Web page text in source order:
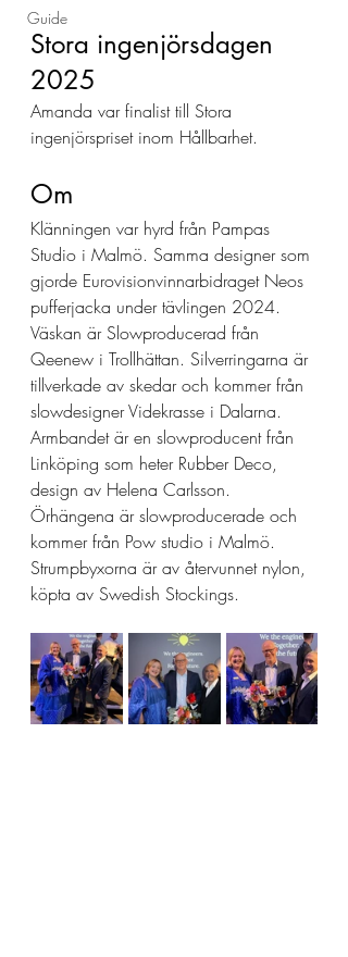
Guide
Stora ingenjörsdagen
2025
Amanda var finalist till Stora
ingenjörspriset inom Hållbarhet.
Om
Klänningen var hyrd från Pampas
Studio i Malmö. Samma designer som
gjorde Eurovisionvinnarbidraget Neos
pufferjacka under tävlingen 2024.
Väskan är Slowproducerad från
Qeenew i Trollhättan. Silverringarna är
tillverkade av skedar och kommer från
slowdesigner Videkrasse i Dalarna.
Armbandet är en slowproducent från
Linköping som heter Rubber Deco,
design av Helena Carlsson.
Örhängena är slowproducerade och
kommer från Pow studio i Malmö.
Strumpbyxorna är av återvunnet nylon,
köpta av Swedish Stockings.